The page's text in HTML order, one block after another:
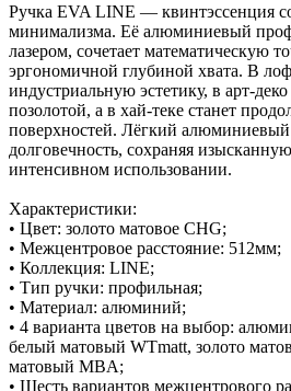
Ручка EVA LINE — квинтэссенция
минимализма. Её алюминиевый
лазером, сочетает математическую
эргономичной глубиной хвата. В
индустриальную эстетику, в арт-
позолотой, а в хай-теке станет
поверхностей. Лёгкий алюминиевый
долговечность, сохраняя
интенсивном использовании.
Характеристики:
• Цвет: золото матовое CHG;
• Межцентровое расстояние: 512мм;
• Коллекция: LINE;
• Тип ручки: профильная;
• Материал: алюминий;
• 4 варианта цветов на выбор:
белый матовый WTmatt, золото
матовый MBA;
• Шесть вариантов межцентрового